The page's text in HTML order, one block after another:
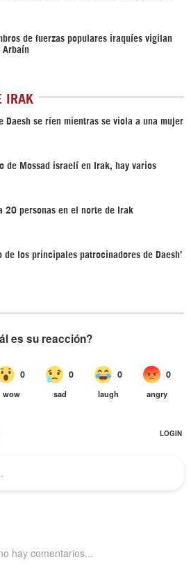
de fuerzas populares iraquíes vigilan
Arbaín
IRAK
Daesh se ríen mientras se viola a una mujer
de Mossad israelí en Irak, hay varios
20 personas en el norte de Irak
de los principales patrocinadores de Daesh’